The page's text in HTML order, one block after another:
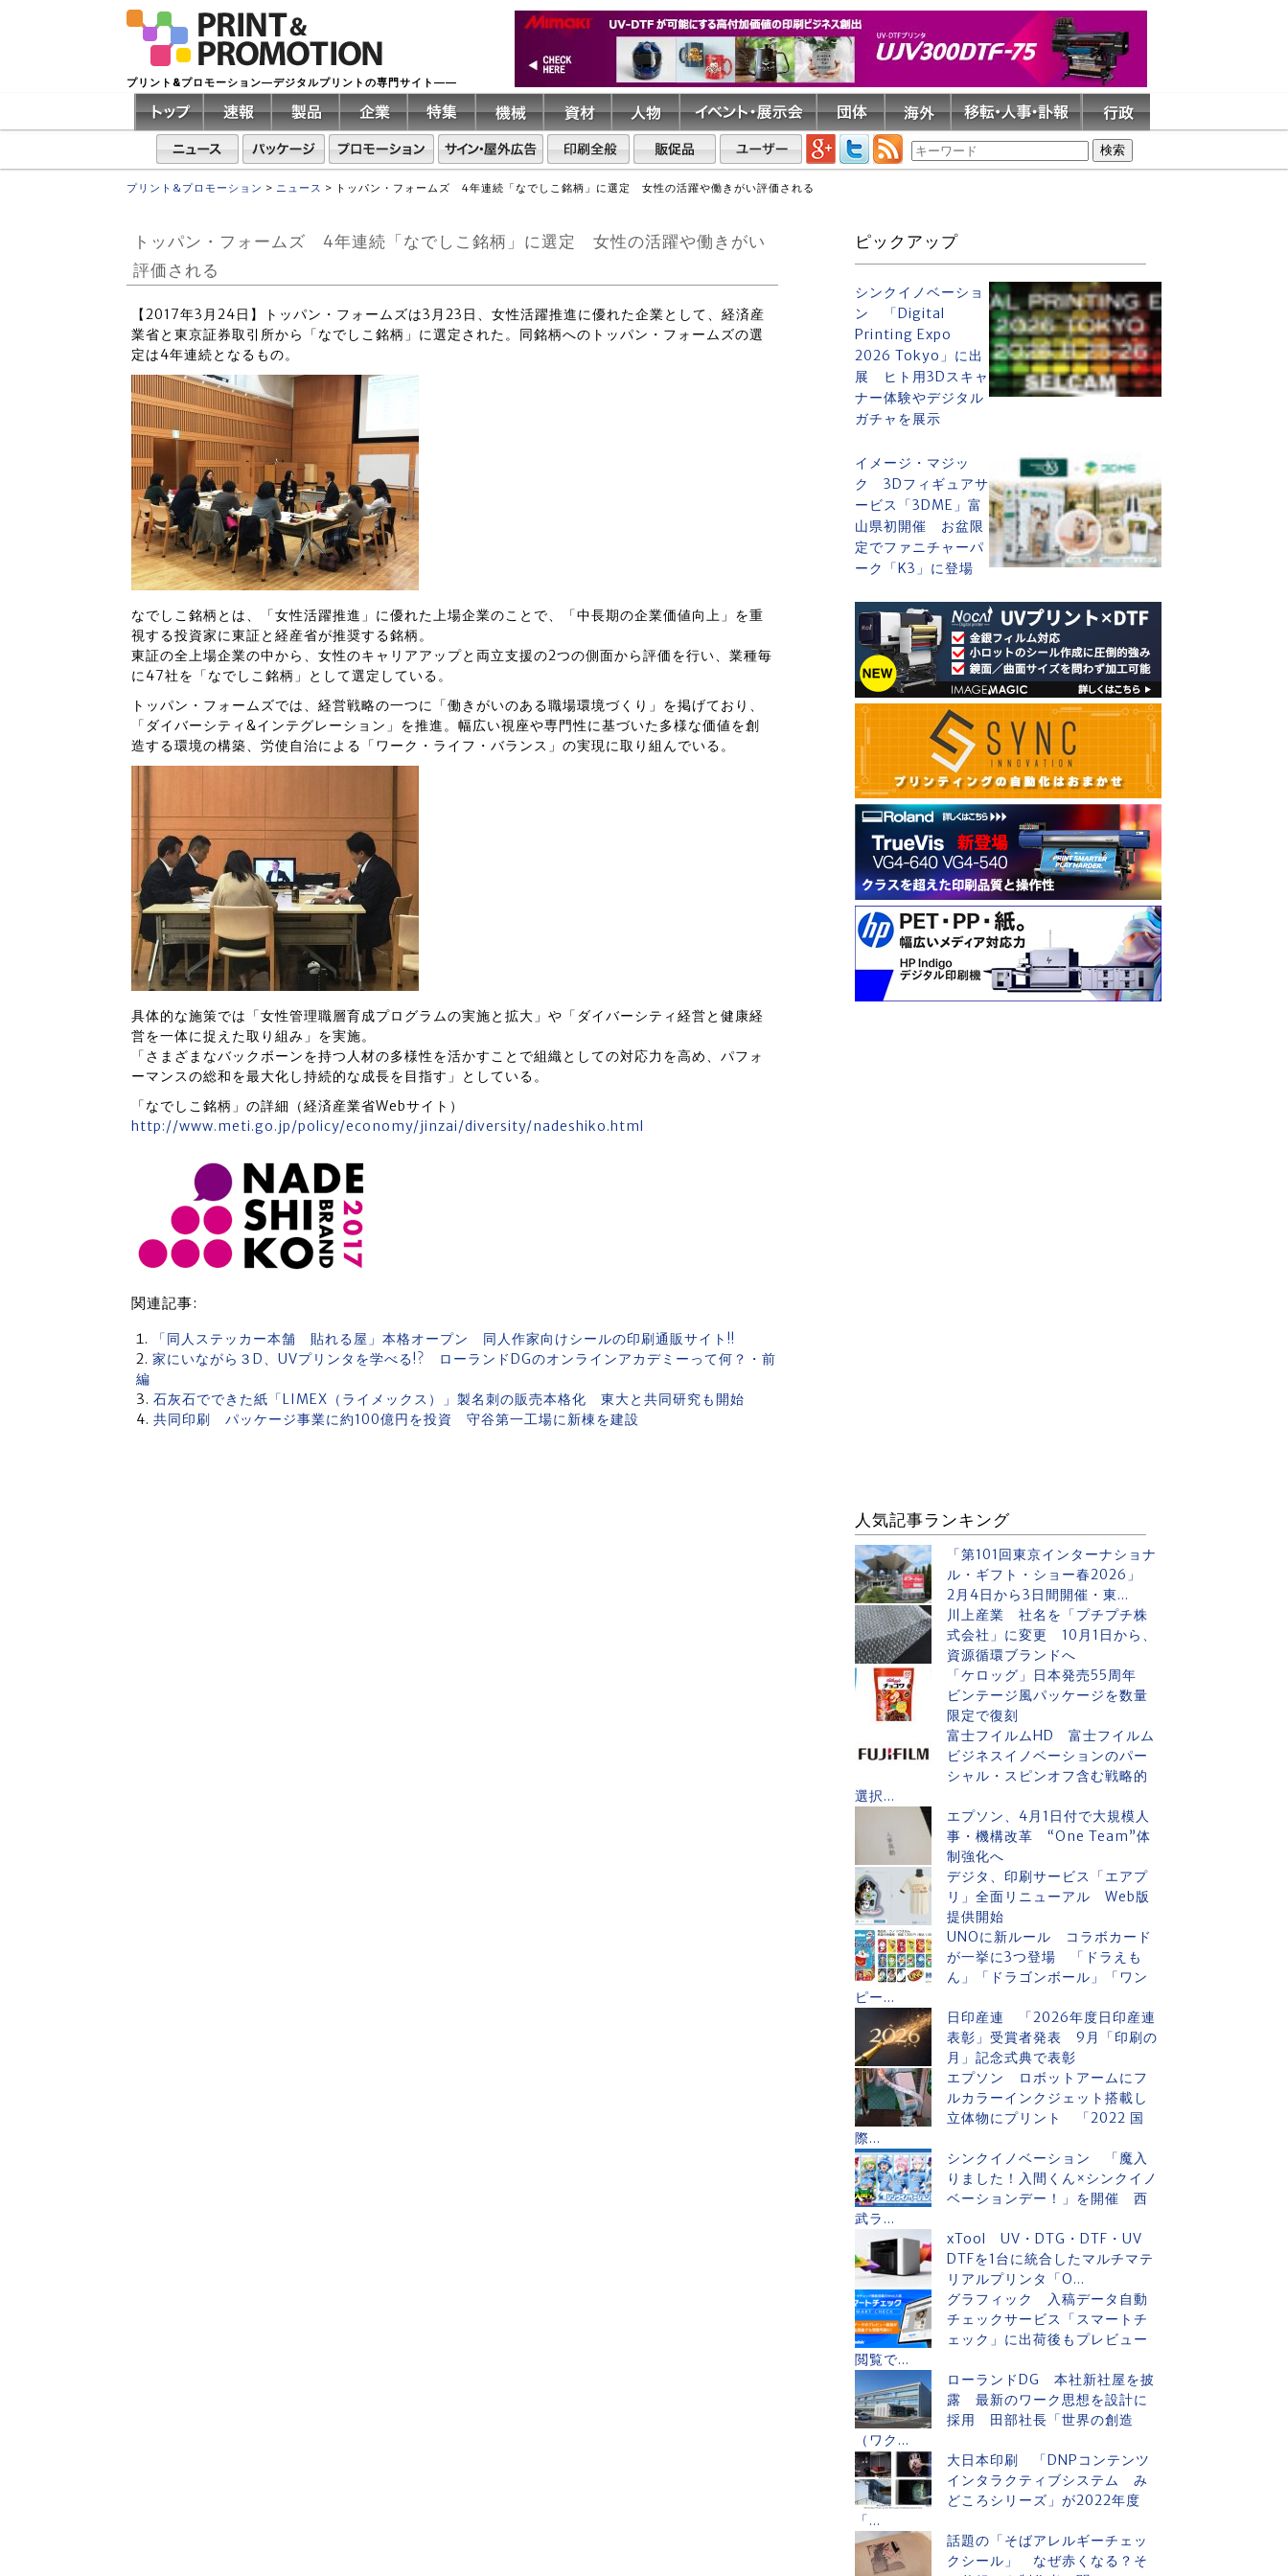
プリント&プロモーション―デジタルプリントの専門サイト――
プリント&プロモーション > ニュース > トッパン・フォームズ 4年連続「なでしこ銘柄」に選定 女性の活躍や働きがい評価される
トッパン・フォームズ 4年連続「なでしこ銘柄」に選定 女性の活躍や働きがい
評価される
【2017年3月24日】トッパン・フォームズは3月23日、女性活躍推進に優れた企業として、経済産
業省と東京証券取引所から「なでしこ銘柄」に選定された。同銘柄へのトッパン・フォームズの選
定は4年連続となるもの。
なでしこ銘柄とは、「女性活躍推進」に優れた上場企業のことで、「中長期の企業価値向上」を重
視する投資家に東証と経産省が推奨する銘柄。
東証の全上場企業の中から、女性のキャリアアップと両立支援の2つの側面から評価を行い、業種毎
に47社を「なでしこ銘柄」として選定している。
トッパン・フォームズでは、経営戦略の一つに「働きがいのある職場環境づくり」を掲げており、
「ダイバーシティ&インテグレーション」を推進。幅広い視座や専門性に基づいた多様な価値を創
造する環境の構築、労使自治による「ワーク・ライフ・バランス」の実現に取り組んでいる。
具体的な施策では「女性管理職層育成プログラムの実施と拡大」や「ダイバーシティ経営と健康経
営を一体に捉えた取り組み」を実施。
「さまざまなバックボーンを持つ人材の多様性を活かすことで組織としての対応力を高め、パフォ
ーマンスの総和を最大化し持続的な成長を目指す」としている。
「なでしこ銘柄」の詳細（経済産業省Webサイト）
http://www.meti.go.jp/policy/economy/jinzai/diversity/nadeshiko.html
関連記事:
「同人ステッカー本舗 貼れる屋」本格オープン 同人作家向けシールの印刷通販サイト!!
家にいながら３D、UVプリンタを学べる!? ローランドDGのオンラインアカデミーって何？・前
編
石灰石でできた紙「LIMEX（ライメックス）」製名刺の販売本格化 東大と共同研究も開始
共同印刷 パッケージ事業に約100億円を投資 守谷第一工場に新棟を建設
ピックアップ
シンクイノベーショ
ン 「Digital
Printing Expo
2026 Tokyo」に出
展 ヒト用3Dスキャ
ナー体験やデジタル
ガチャを展示
イメージ・マジッ
ク 3Dフィギュアサ
ービス「3DME」富
山県初開催 お盆限
定でファニチャーパ
ーク「K3」に登場
人気記事ランキング
「第101回東京インターナショナ
ル・ギフト・ショー春2026」
2月4日から3日間開催・東...
川上産業 社名を「プチプチ株
式会社」に変更 10月1日から、
資源循環ブランドへ
「ケロッグ」日本発売55周年
ビンテージ風パッケージを数量
限定で復刻
富士フイルムHD 富士フイルム
ビジネスイノベーションのパー
シャル・スピンオフ含む戦略的
選択...
エプソン、4月1日付で大規模人
事・機構改革 “One Team”体
制強化へ
デジタ、印刷サービス「エアプ
リ」全面リニューアル Web版
提供開始
UNOに新ルール コラボカード
が一挙に3つ登場 「ドラえも
ん」「ドラゴンボール」「ワン
ピー...
日印産連 「2026年度日印産連
表彰」受賞者発表 9月「印刷の
月」記念式典で表彰
エプソン ロボットアームにフ
ルカラーインクジェット搭載し
立体物にプリント 「2022 国
際...
シンクイノベーション 「魔入
りました！入間くん×シンクイノ
ベーションデー！」を開催 西
武ラ...
xTool UV・DTG・DTF・UV
DTFを1台に統合したマルチマテ
リアルプリンタ「O...
グラフィック 入稿データ自動
チェックサービス「スマートチ
ェック」に出荷後もプレビュー
閲覧で...
ローランドDG 本社新社屋を披
露 最新のワーク思想を設計に
採用 田部社長「世界の創造
（ワク...
大日本印刷 「DNPコンテンツ
インタラクティブシステム み
どころシリーズ」が2022年度
「...
話題の「そばアレルギーチェッ
クシール」 なぜ赤くなる？そ